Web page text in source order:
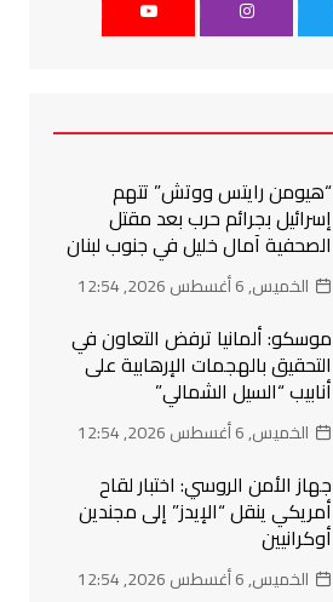
“هيومن رايتس ووتش” تتهم
إسرائيل بجرائم حرب بعد مقتل
الصحفية آمال خليل في جنوب لبنان
الخميس, 6 أغسطس 2026, 12:54
موسكو: ألمانيا ترفض التعاون في
التحقيق بالهجمات الإرهابية على
أنابيب “السيل الشمالي”
الخميس, 6 أغسطس 2026, 12:54
جهاز الأمن الروسي: اختبار لقاح
أمريكي ينقل “الإيدز” إلى مجندين
أوكرانيين
الخميس, 6 أغسطس 2026, 12:54